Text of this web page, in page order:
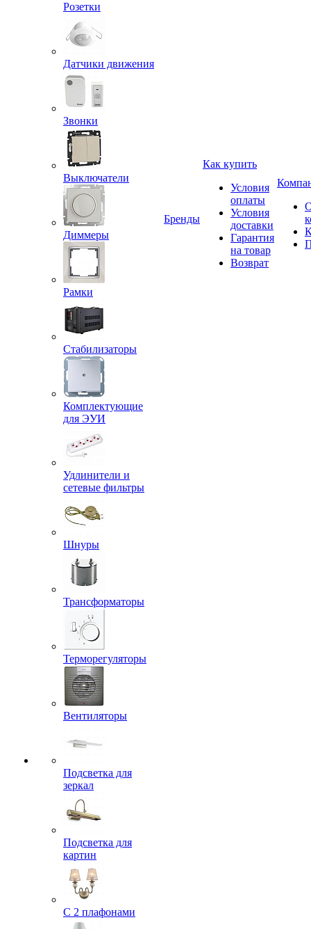
Розетки
Датчики движения
Звонки
Выключатели
Диммеры
Рамки
Стабилизаторы
Комплектующие
для ЭУИ
Удлинители и
сетевые фильтры
Шнуры
Трансформаторы
Терморегуляторы
Вентиляторы
Подсветка для
зеркал
Подсветка для
картин
С 2 плафонами
Бренды
Как купить
Условия
оплаты
Условия
доставки
Гарантия
на товар
Возврат